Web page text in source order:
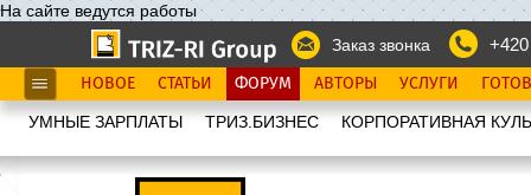
На сайте ведутся работы
Заказ звонка
НОВОЕ СТАТЬИ ФОРУМ АВТОРЫ УСЛУГИ
УМНЫЕ ЗАРПЛАТЫ ТРИЗ.БИЗНЕС КОРПОРАТИВНАЯ